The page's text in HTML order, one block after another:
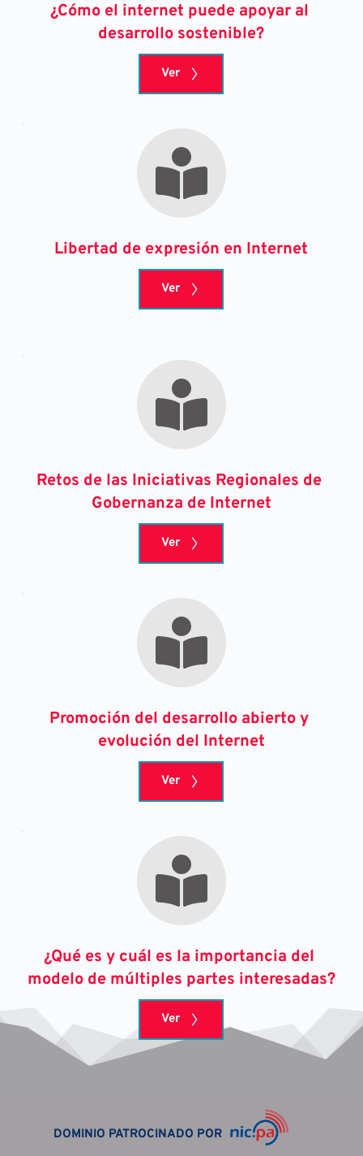
¿Cómo el internet puede apoyar al
desarrollo sostenible?
Ver
Libertad de expresión en Internet
Ver
Retos de las Iniciativas Regionales de
Gobernanza de Internet
Ver
Promoción del desarrollo abierto y
evolución del Internet
Ver
¿Qué es y cuál es la importancia del
modelo de múltiples partes interesadas?
Ver
DOMINIO PATROCINADO POR